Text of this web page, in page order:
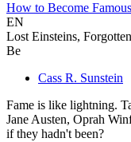
How to Become Famous
EN
Lost Einsteins,
Be
Cass R. Sunstein
Fame is like lightning.
Jane Austen, Oprah
if they hadn't been?